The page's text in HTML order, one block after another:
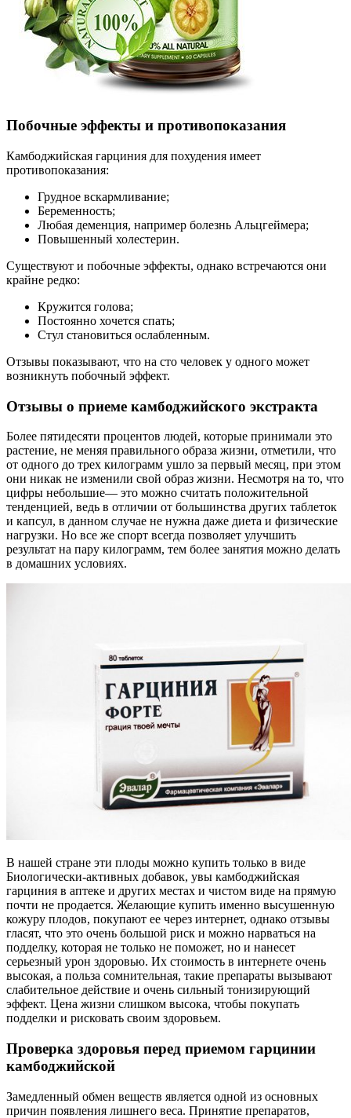
Побочные эффекты и противопоказания
Камбоджийская гарциния для похудения имеет
противопоказания:
Грудное вскармливание;
Беременность;
Любая деменция, например болезнь Альцгеймера;
Повышенный холестерин.
Существуют и побочные эффекты, однако встречаются они
крайне редко:
Кружится голова;
Постоянно хочется спать;
Стул становиться ослабленным.
Отзывы показывают, что на сто человек у одного может
возникнуть побочный эффект.
Отзывы о приеме камбоджийского экстракта
Более пятидесяти процентов людей, которые принимали это
растение, не меняя правильного образа жизни, отметили, что
от одного до трех килограмм ушло за первый месяц, при этом
они никак не изменили свой образ жизни. Несмотря на то, что
цифры небольшие— это можно считать положительной
тенденцией, ведь в отличии от большинства других таблеток
и капсул, в данном случае не нужна даже диета и физические
нагрузки. Но все же спорт всегда позволяет улучшить
результат на пару килограмм, тем более занятия можно делать
в домашних условиях.
В нашей стране эти плоды можно купить только в виде
Биологически-активных добавок, увы камбоджийская
гарциния в аптеке и других местах и чистом виде на прямую
почти не продается. Желающие купить именно высушенную
кожуру плодов, покупают ее через интернет, однако отзывы
гласят, что это очень большой риск и можно нарваться на
подделку, которая не только не поможет, но и нанесет
серьезный урон здоровью. Их стоимость в интернете очень
высокая, а польза сомнительная, такие препараты вызывают
слабительное действие и очень сильный тонизирующий
эффект. Цена жизни слишком высока, чтобы покупать
подделки и рисковать своим здоровьем.
Проверка здоровья перед приемом гарцинии
камбоджийской
Замедленный обмен веществ является одной из основных
причин появления лишнего веса. Принятие препаратов,